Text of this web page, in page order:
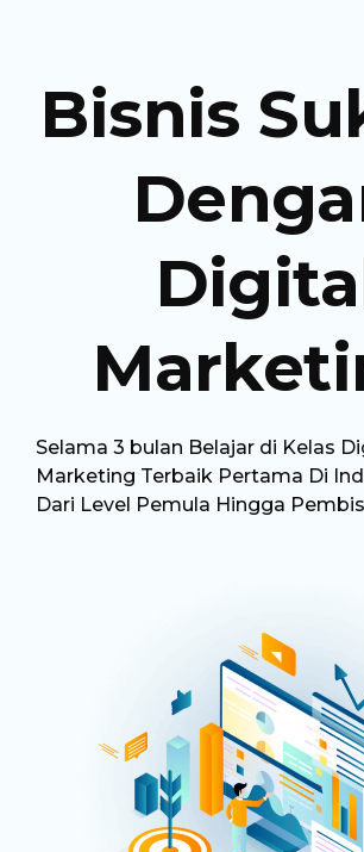
Bisnis
Selama 3 bulan Belajar di Kelas
Marketing Terbaik Pertama Di
Dari Level Pemula Hingga